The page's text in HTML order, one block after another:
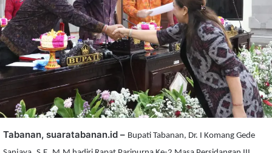
Tabanan, suaratabanan.id – Bupati Tabanan, Dr. I Komang Gede